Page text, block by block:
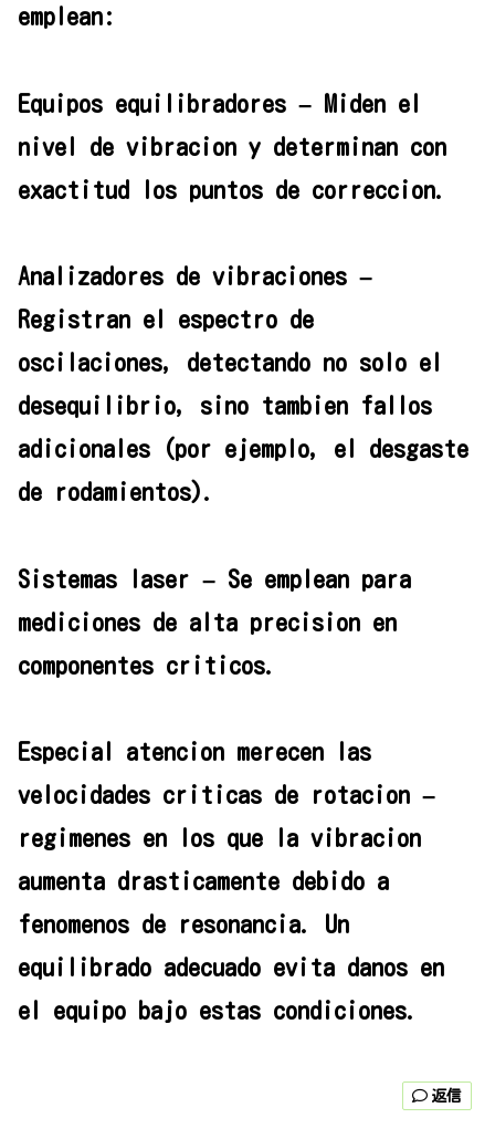
emplean:
Equipos equilibradores – Miden el
nivel de vibracion y determinan con
exactitud los puntos de correccion.
Analizadores de vibraciones –
Registran el espectro de
oscilaciones, detectando no solo el
desequilibrio, sino tambien fallos
adicionales (por ejemplo, el desgaste
de rodamientos).
Sistemas laser – Se emplean para
mediciones de alta precision en
componentes criticos.
Especial atencion merecen las
velocidades criticas de rotacion –
regimenes en los que la vibracion
aumenta drasticamente debido a
fenomenos de resonancia. Un
equilibrado adecuado evita danos en
el equipo bajo estas condiciones.
返信